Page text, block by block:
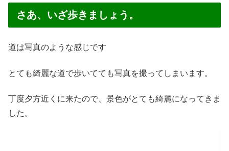
さあ、いざ歩きましょう。
道は写真のような感じです
とても綺麗な道で歩いてても写真を撮ってしまいます。
丁度夕方近くに来たので、景色がとても綺麗になってきま
した。